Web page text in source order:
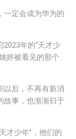
一定会成为华为的
年的“天才少
婷被看见的那个
以后，不再有新消
故事，也渐渐归于
才少年”，他们的